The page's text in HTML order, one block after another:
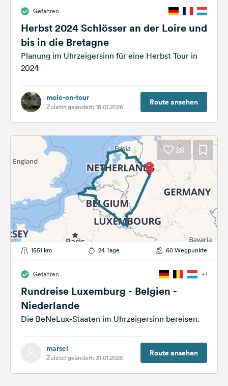
Gefahren
Herbst 2024 Schlösser an der Loire und
bis in die Bretagne
Planung im Uhrzeigersinn für eine Herbst Tour in
2024
mole-on-tour
Zuletzt geändert: 18.01.2026 Route ansehen
28
1551 km 24 Tage 60 Wegpunkte
Gefahren +1
Rundreise Luxemburg - Belgien -
Niederlande
Die BeNeLux-Staaten im Uhrzeigersinn bereisen.
marsei
Zuletzt geändert: 31.01.2025 Route ansehen